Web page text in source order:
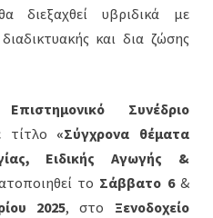
διεξαχθεί υβριδικά με
και δια ζώσης
Συνέδριο
τίτλο «Σύγχρονα θέματα
Ειδικής Αγωγής &
το Σάββατο 6 &
2025, στο Ξενοδοχείο